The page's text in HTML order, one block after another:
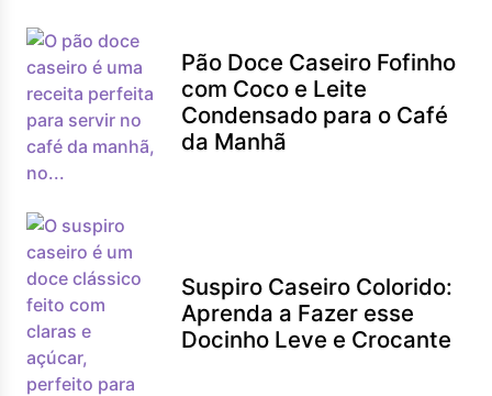
Pão Doce Caseiro Fofinho
com Coco e Leite
Condensado para o Café
da Manhã
Suspiro Caseiro Colorido:
Aprenda a Fazer esse
Docinho Leve e Crocante